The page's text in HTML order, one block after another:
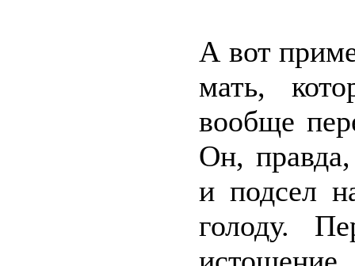
А вот
мать,
вообще
Он,
и подсел
голоду.